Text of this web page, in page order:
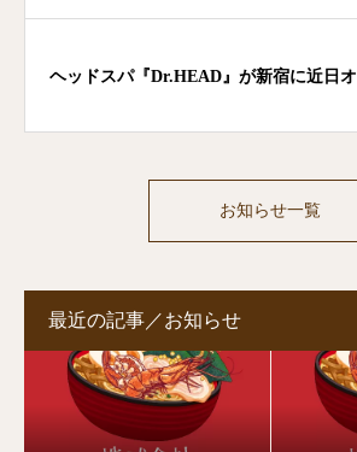
ヘッドスパ『Dr.HEAD』が新宿に近日
お知らせ一覧
最近の記事／お知らせ